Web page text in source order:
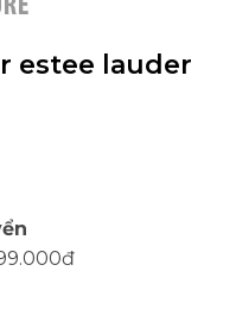
estee lauder